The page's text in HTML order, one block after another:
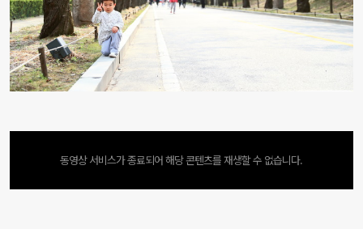
동영상 서비스가 종료되어 해당 콘텐츠를 재생할 수 없습니다.